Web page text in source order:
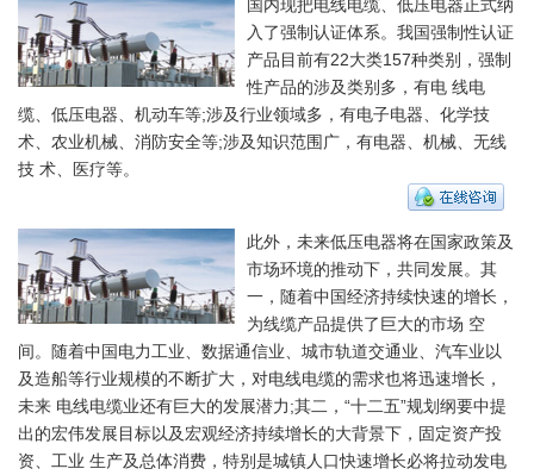
国内现把电线电缆、低压电器正式纳
入了强制认证体系。我国强制性认证
产品目前有22大类157种类别，强制
性产品的涉及类别多，有电 线电
缆、低压电器、机动车等;涉及行业领域多，有电子电器、化学技
术、农业机械、消防安全等;涉及知识范围广，有电器、机械、无线
技 术、医疗等。
此外，未来低压电器将在国家政策及
市场环境的推动下，共同发展。其
一，随着中国经济持续快速的增长，
为线缆产品提供了巨大的市场 空
间。随着中国电力工业、数据通信业、城市轨道交通业、汽车业以
及造船等行业规模的不断扩大，对电线电缆的需求也将迅速增长，
未来 电线电缆业还有巨大的发展潜力;其二，“十二五”规划纲要中提
出的宏伟发展目标以及宏观经济持续增长的大背景下，固定资产投
资、工业 生产及总体消费，特别是城镇人口快速增长必将拉动发电